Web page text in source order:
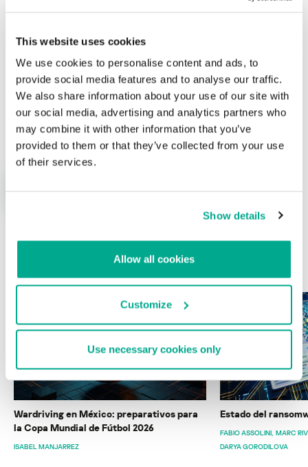
This website uses cookies
We use cookies to personalise content and ads, to
provide social media features and to analyse our traffic.
We also share information about your use of our site with
our social media, advertising and analytics partners who
may combine it with other information that you’ve
provided to them or that they’ve collected from your use
of their services.
Show details
Allow all cookies
Customize
Use necessary cookies only
Nombre* Correo electrónico*
ÚLTIMAS PUBLICACIONES
Wardriving en México: preparativos para
la Copa Mundial de Fútbol 2026
ISABEL MANJARREZ
Estado del
FABIO ASSOLINI MARC
DARYA GORODILOVA